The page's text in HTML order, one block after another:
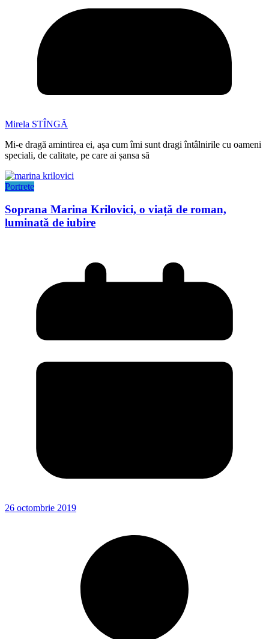
Mirela STÎNGĂ
Mi-e dragă amintirea ei, așa cum îmi sunt dragi întâlnirile cu oameni
speciali, de calitate, pe care ai șansa să
Portrete
Soprana Marina Krilovici, o viață de roman,
luminată de iubire
26 octombrie 2019